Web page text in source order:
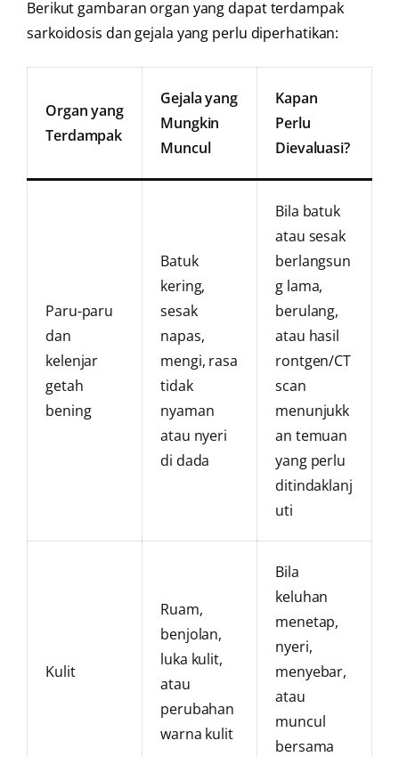
Berikut gambaran organ yang dapat terdampak
sarkoidosis dan gejala yang perlu diperhatikan:
Organ yang
Terdampak
Gejala yang
Mungkin
Muncul
Kapan
Perlu
Dievaluasi?
Paru-paru
dan
kelenjar
getah
bening
Batuk
kering,
sesak
napas,
mengi, rasa
tidak
nyaman
atau nyeri
di dada
Bila batuk
atau sesak
berlangsun
g lama,
berulang,
atau hasil
rontgen/CT
scan
menunjukk
an temuan
yang perlu
ditindaklanj
uti
Kulit
Ruam,
benjolan,
luka kulit,
atau
perubahan
warna kulit
Bila
keluhan
menetap,
nyeri,
menyebar,
atau
muncul
bersama